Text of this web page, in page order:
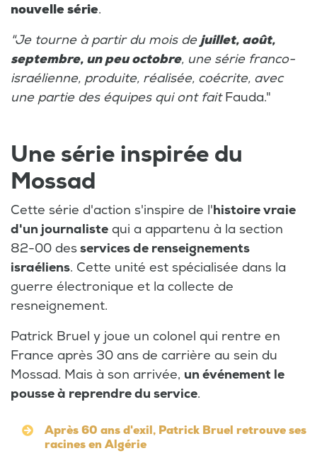
nouvelle série.
"Je tourne à partir du mois dejuillet, août,
septembre, un peu octobre, une série franco-
israélienne, produite, réalisée, coécrite, avec
une partie des équipes qui ont faitFauda."
Une série inspirée du
Mossad
Cette série d'action s'inspire de l'histoire vraie
d'un journaliste qui a appartenu à la section
82-00 desservices de renseignements
israéliens. Cette unité est spécialisée dans la
guerre électronique et la collecte de
resneignement.
Patrick Bruel y joue un colonel qui rentre en
France après 30 ans de carrière au sein du
Mossad. Mais à son arrivée, un événement le
pousse à reprendre du service.
Après 60 ans d'exil, Patrick Bruel retrouve ses
racines en Algérie